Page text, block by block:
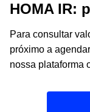
HOMA IR:
Para consultar
próximo a
nossa plataforma